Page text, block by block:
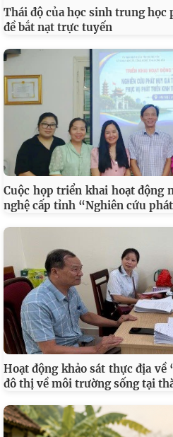
Thái độ của học sinh trung học
đề bắt nạt trực tuyến
Cuộc họp triển khai hoạt động
nghệ cấp tỉnh “Nghiên cứu
Hoạt động khảo sát thực địa về
đô thị về môi trường sống tại